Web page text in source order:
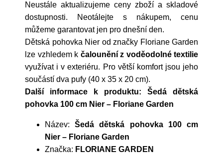
Neustále aktualizujeme ceny zboží a skladové
dostupnosti. Neotálejte s nákupem, cenu
můžeme garantovat jen pro dnešní den.
Dětská pohovka Nier od značky Floriane Garden
lze vzhledem k čalounění z voděodolné textilie
využívat i v exteriéru. Pro větší komfort jsou jeho
součástí dva pufy (40 x 35 x 20 cm).
Další informace k produktu: Šedá dětská
pohovka 100 cm Nier – Floriane Garden
Název:Šedá dětská pohovka 100 cm
Nier – Floriane Garden
Značka: FLORIANE GARDEN